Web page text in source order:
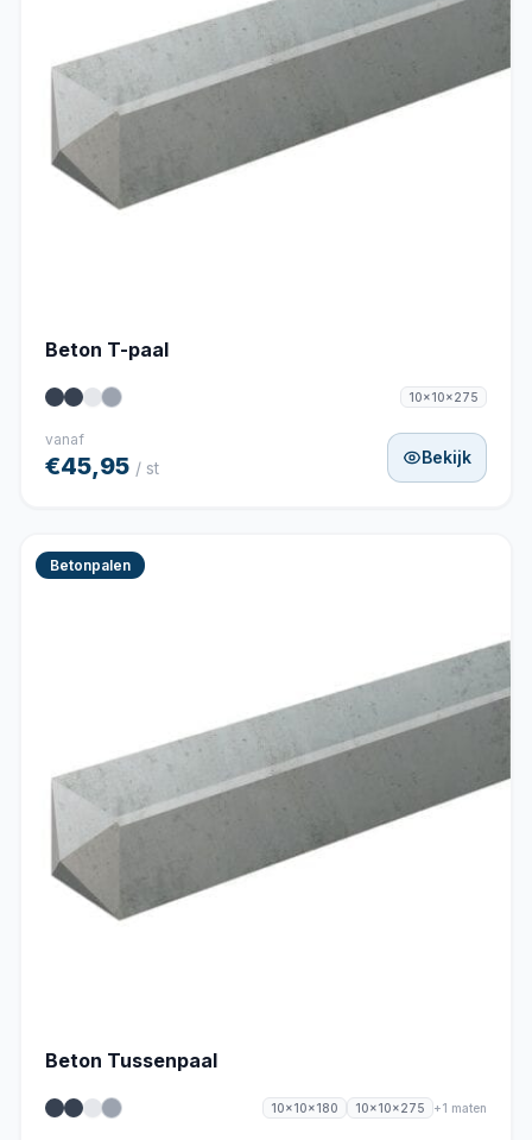
Beton T-paal
10x10x275
vanaf
€45,95 / st
Bekijk
Betonpalen
Beton Tussenpaal
10x10x180 10x10x275 +1 maten